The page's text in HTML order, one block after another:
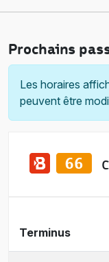
Prochains
Les horaires
peuvent être
Terminus